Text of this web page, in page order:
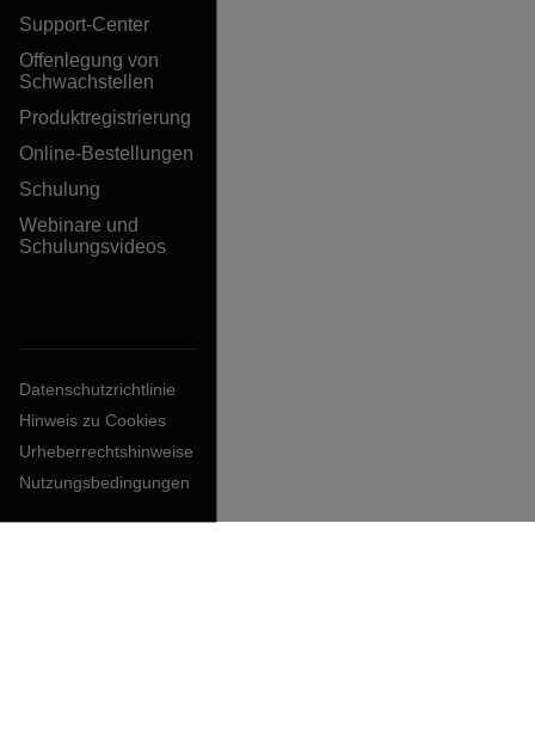
Support-Center
Offenlegung von
Schwachstellen
Produktregistrierung
Online-Bestellungen
Schulung
Webinare und
Schulungsvideos
Datenschutzrichtlinie
Hinweis zu Cookies
Urheberrechtshinweise
Nutzungsbedingungen